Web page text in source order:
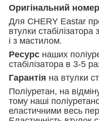
Оригінальний
Для CHERY Eastar
втулки
і з мастилом.
Ресурс наших
стабілізатора в 3-5
Гарантія на втулки
Поліуретан, на
тому наші
еластичними весь